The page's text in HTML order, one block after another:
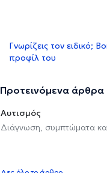
Γνωρίζεις τον ειδικό;
προφίλ του
Προτεινόμενα άρθρα
Αυτισμός
Διάγνωση, συμπτώματα